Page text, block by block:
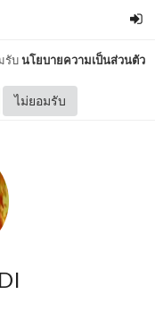
รับนโยบายความเป็นส่วนตัว
ไม่ยอมรับ